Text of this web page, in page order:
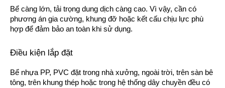
Bể càng lớn, tải trọng dung dịch càng cao. Vì vậy, cần có
phương án gia cường, khung đỡ hoặc kết cấu chịu lực phù
hợp để đảm bảo an toàn khi sử dụng.
Điều kiện lắp đặt
Bể nhựa PP, PVC đặt trong nhà xưởng, ngoài trời, trên sàn bê
tông, trên khung thép hoặc trong hệ thống dây chuyền đều có